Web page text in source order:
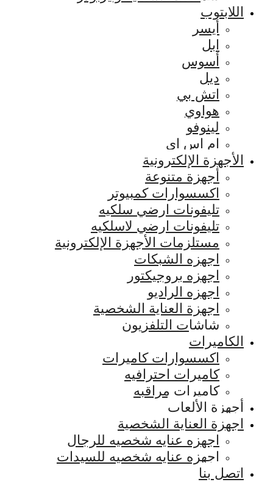
اللابتوب
أيسر
ابل
أسوس
ديل
اتش بي
هواوي
لينوفو
ام اس اي
الأجهزة الإلكترونية
أجهزة متنوعة
اكسسوارات كمبيوتر
تليفونات ارضي سلكيه
تليفونات ارضي لاسلكيه
مستلزمات الأجهزة الإلكترونية
اجهزه الشبكات
اجهزه بروجيكتور
اجهزه الراديو
اجهزة العناية الشخصية
شاشات التلفزيون
الكاميرات
اكسسوارات كاميرات
كاميرات احترافيه
كاميرات مراقبه
أجهزة الألعاب
اجهزة العناية الشخصية
اجهزه عنايه شخصيه للرجال
اجهزه عنايه شخصيه للسيدات
اتصل بنا